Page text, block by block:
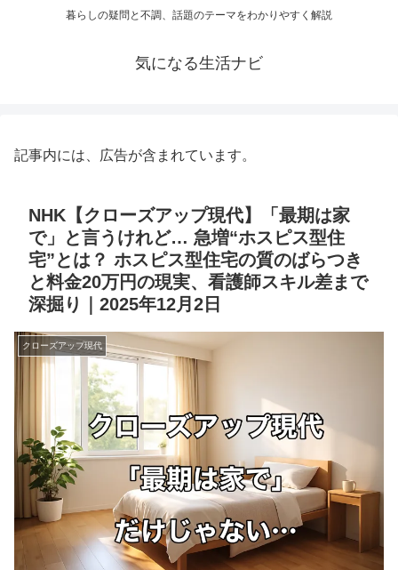
暮らしの疑問と不調、話題のテーマをわかりやすく解説
気になる生活ナビ
記事内には、広告が含まれています。
NHK【クローズアップ現代】「最期は家
で」と言うけれど… 急増“ホスピス型住
宅”とは？ ホスピス型住宅の質のばらつき
と料金20万円の現実、看護師スキル差まで
深掘り｜2025年12月2日
クローズアップ現代